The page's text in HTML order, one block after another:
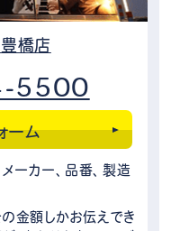
橋店
5500
ーム
ーカー、品番、製造
金額しかお伝えでき